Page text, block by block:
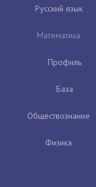
Русский язык
Математика
Профиль
База
Обществознание
Физика